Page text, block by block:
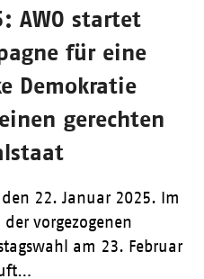
AWO startet
für eine
Demokratie
gerechten
22. Januar 2025. Im
der vorgezogenen
am 23. Februar